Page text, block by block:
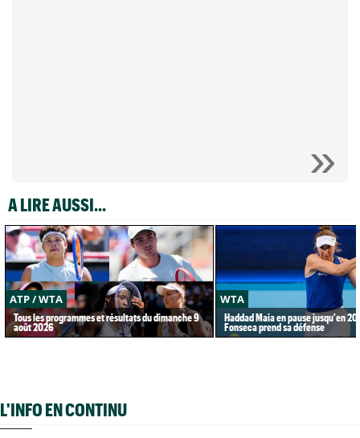
A LIRE AUSSI...
ATP / WTA
Tous les programmes et résultats du dimanche 9
août 2026
WTA
Haddad Maia en pause jusqu'en
Fonseca prend sa défense
L'INFO EN CONTINU